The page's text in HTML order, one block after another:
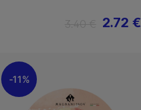
2.72 €
11%